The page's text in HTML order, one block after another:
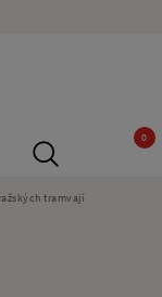
0
tramvají